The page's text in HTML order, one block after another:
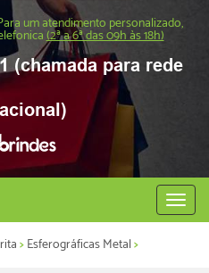
um atendimento personalizado,
(2ª a 6ª das 09h às 18h)
(chamada para rede
Abrir
menu
>Esferográficas Metal>